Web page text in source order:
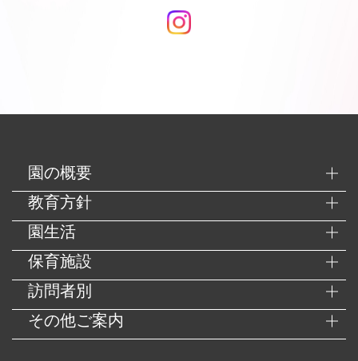
園の概要
教育方針
園生活
保育施設
訪問者別
その他ご案内